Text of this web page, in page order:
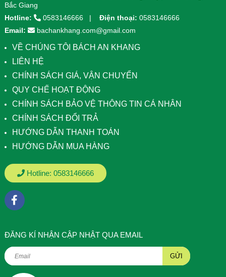
Bắc Giang
Hotline:
0583146666 Điện thoại: 0583146666
Email:
bachankhang.com@gmail.com
VỀ CHÚNG TÔI BÁCH AN KHANG
LIÊN HỆ
CHÍNH SÁCH GIÁ, VẬN CHUYỂN
QUY CHẾ HOẠT ĐỘNG
CHÍNH SÁCH BẢO VỆ THÔNG TIN CÁ NHÂN
CHÍNH SÁCH ĐỔI TRẢ
HƯỚNG DẪN THANH TOÁN
HƯỚNG DẪN MUA HÀNG
Hotline: 0583146666
ÐĂNG KÍ NHẬN CẬP NHẬT QUA EMAIL
GỬI